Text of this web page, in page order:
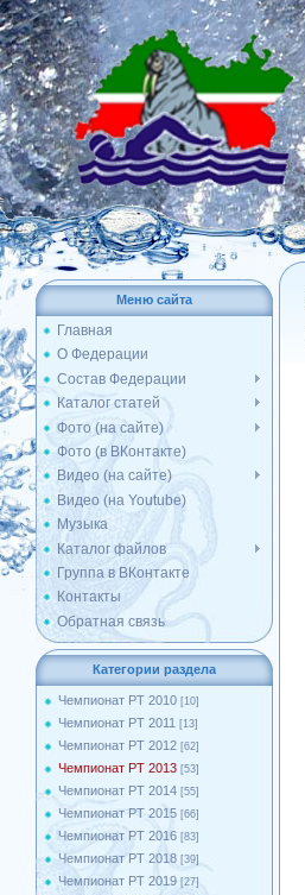
Меню сайта
Главная
О Федерации
Состав Федерации
Каталог статей
Фото (на сайте)
Фото (в ВКонтакте)
Видео (на сайте)
Видео (на Youtube)
Музыка
Каталог файлов
Группа в ВКонтакте
Контакты
Обратная связь
Категории раздела
Чемпионат РТ 2010 [10]
Чемпионат РТ 2011 [13]
Чемпионат РТ 2012 [62]
Чемпионат РТ 2013 [53]
Чемпионат РТ 2014 [55]
Чемпионат РТ 2015 [66]
Чемпионат РТ 2016 [83]
Чемпионат РТ 2018 [39]
Чемпионат РТ 2019 [27]